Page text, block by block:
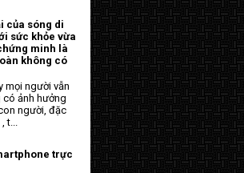
của sóng di
sức khỏe vừa
minh là
không có
mọi người vẫn
ảnh hưởng
người, đặc
t...
trực